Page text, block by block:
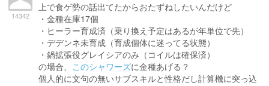
14342
上で食ゲ勢の話出てたからおたずねしたいんだけど
・金種在庫17個
・ヒーラー育成済（乗り換え予定はあるが年単位で先）
・デデンネ未育成（育成個体に迷ってる状態）
・鍋拡張役グレイシアのみ（コイルは確保済）
の場合、 このシャワーズに金種あげる？
個人的に文句の無いサブスキルと性格だし計算機に突っ込